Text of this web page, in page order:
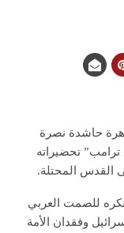
حاشدة نصرة
ترامب” تحضيراته
القدس المحتلة.
للصمت العربي
وفقدان الأمة